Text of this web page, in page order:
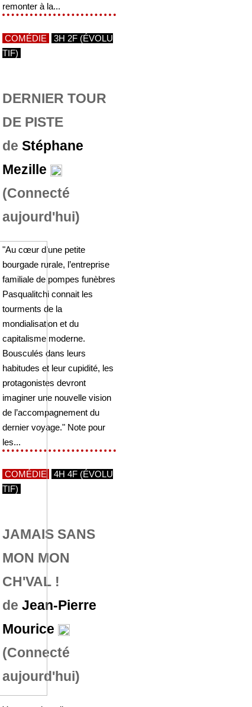
remonter à la...
COMÉDIE
3H 2F (ÉVOLU
TIF)
DERNIER TOUR
DE PISTE
deStéphane
Mezille
(Connecté
aujourd'hui)
"Au cœur d’une petite
bourgade rurale, l’entreprise
familiale de pompes funèbres
Pasqualitchi connait les
tourments de la
mondialisation et du
capitalisme moderne.
Bousculés dans leurs
habitudes et leur cupidité, les
protagonistes devront
imaginer une nouvelle vision
de l’accompagnement du
dernier voyage." Note pour
les...
COMÉDIE
4H 4F (ÉVOLU
TIF)
JAMAIS SANS
MON MON
CH'VAL !
deJean-Pierre
Mourice
(Connecté
aujourd'hui)